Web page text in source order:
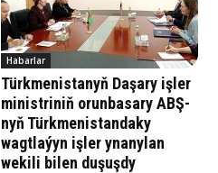
Habarlar
Türkmenistanyň Daşary işler
ministriniň orunbasary ABŞ-
nyň Türkmenistandaky
wagtlaýyn işler ynanylan
wekili bilen duşuşdy